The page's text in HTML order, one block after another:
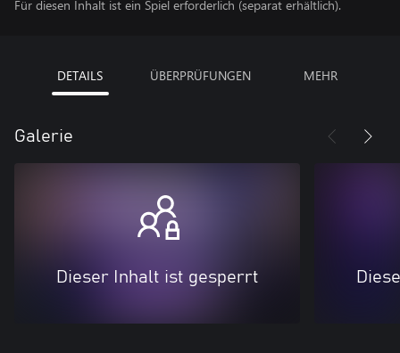
Für diesen Inhalt ist ein Spiel erforderlich (separat erhältlich).
DETAILS ÜBERPRÜFUNGEN MEHR
Galerie
Dieser Inhalt ist gesperrt